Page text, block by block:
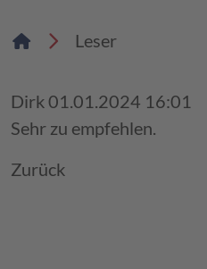
Leser
Dirk01.01.2024 16:01
Sehr zu empfehlen.
Zurück